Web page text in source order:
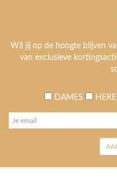
Wil jij op de hoogte blijven
van exclusieve
DAMES